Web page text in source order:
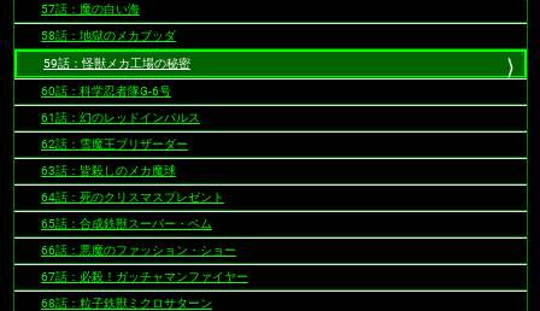
57話：魔の白い海
58話：地獄のメカブッダ
59話：怪獣メカ工場の秘密
60話：科学忍者隊G-6号
61話：幻のレッドインパルス
62話：雪魔王ブリザーダー
63話：皆殺しのメカ魔球
64話：死のクリスマスプレゼント
65話：合成鉄獣スーパー・ベム
66話：悪魔のファッション・ショー
67話：必殺！ガッチャマンファイヤー
68話：粒子鉄獣ミクロサターン